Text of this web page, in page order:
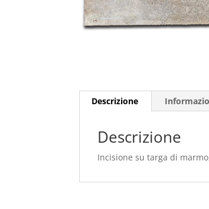
Descrizione
Descrizione
Incisione su targa di